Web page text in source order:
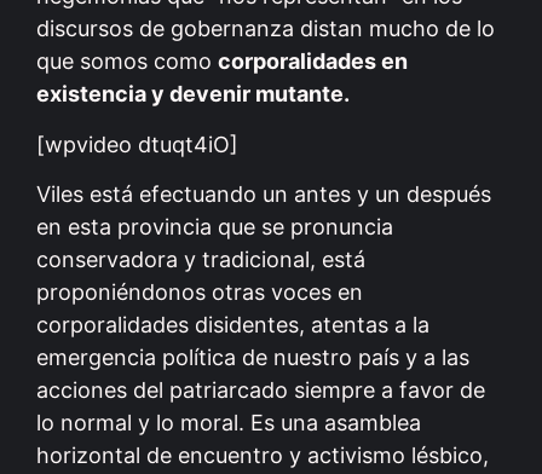
discursos de gobernanza distan mucho de lo
que somos como corporalidades en
existencia y devenir mutante.
[wpvideo dtuqt4iO]
Viles está efectuando un antes y un después
en esta provincia que se pronuncia
conservadora y tradicional, está
proponiéndonos otras voces en
corporalidades disidentes, atentas a la
emergencia política de nuestro país y a las
acciones del patriarcado siempre a favor de
lo normal y lo moral. Es una asamblea
horizontal de encuentro y activismo lésbico,